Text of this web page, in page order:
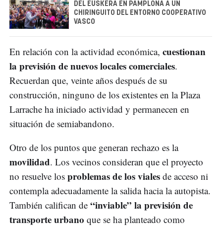
DEL EUSKERA EN PAMPLONA A UN
CHIRINGUITO DEL ENTORNO COOPERATIVO
VASCO
En relación con la actividad económica, cuestionan
la previsión de nuevos locales comerciales.
Recuerdan que, veinte años después de su
construcción, ninguno de los existentes en la Plaza
Larrache ha iniciado actividad y permanecen en
situación de semiabandono.
Otro de los puntos que generan rechazo es la
movilidad. Los vecinos consideran que el proyecto
no resuelve los problemas de los viales de acceso ni
contempla adecuadamente la salida hacia la autopista.
También califican de “inviable” la previsión de
transporteurbano que se ha planteado como